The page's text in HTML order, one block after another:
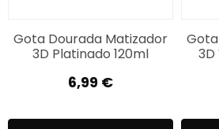
Gota Dourada Matizador
3D Platinado 120ml
6,99 €